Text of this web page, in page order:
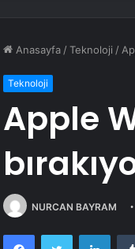
Anasayfa /Teknoloji /
Teknoloji
Apple
NURCAN BAYRAM
FacebookTwitter